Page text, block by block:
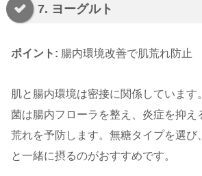
7. ヨーグルト
ポイント: 腸内環境改善で肌荒れ防止
肌と腸内環境は密接に関係しています
菌は腸内フローラを整え、炎症を抑え
荒れを予防します。無糖タイプを選び
と一緒に摂るのがおすすめです。